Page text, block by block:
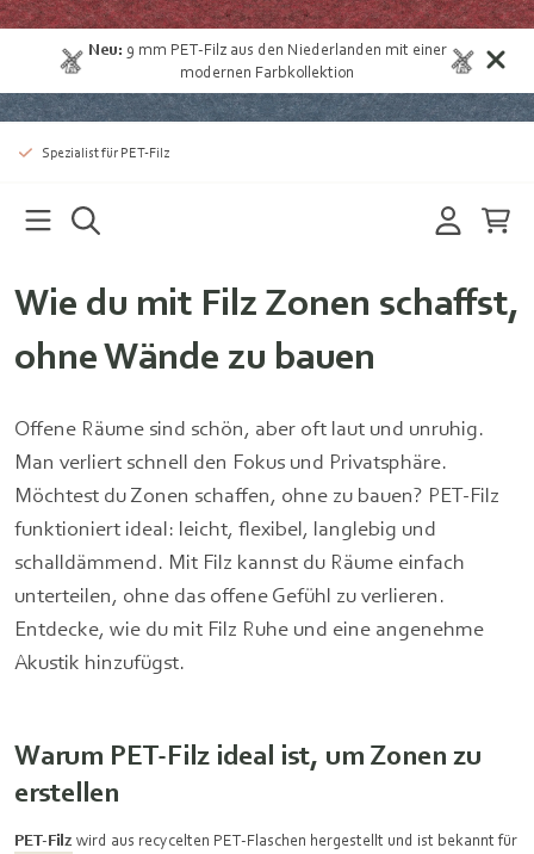
Neu: 9 mm PET-Filz aus den Niederlanden mit einer
modernen Farbkollektion
Spezialist für PET-Filz
Wie du mit Filz Zonen schaffst,
ohne Wände zu bauen
Offene Räume sind schön, aber oft laut und unruhig.
Man verliert schnell den Fokus und Privatsphäre.
Möchtest du Zonen schaffen, ohne zu bauen? PET-Filz
funktioniert ideal: leicht, flexibel, langlebig und
schalldämmend. Mit Filz kannst du Räume einfach
unterteilen, ohne das offene Gefühl zu verlieren.
Entdecke, wie du mit Filz Ruhe und eine angenehme
Akustik hinzufügst.
Warum PET-Filz ideal ist, um Zonen zu
erstellen
PET-Filz wird aus recycelten PET-Flaschen hergestellt und ist bekannt für